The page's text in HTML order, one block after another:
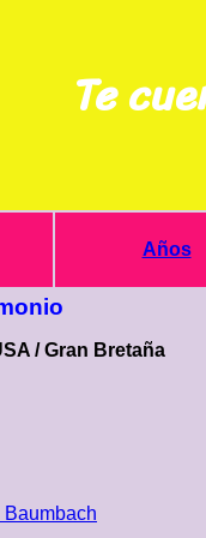
Te
Años
/ Gran Bretaña
Baumbach